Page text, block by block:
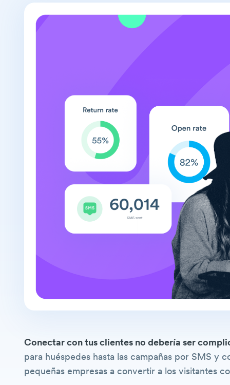
Conectar con tus clientes no debería ser
para huéspedes hasta las campañas por SMS y
pequeñas empresas a convertir a los visitantes